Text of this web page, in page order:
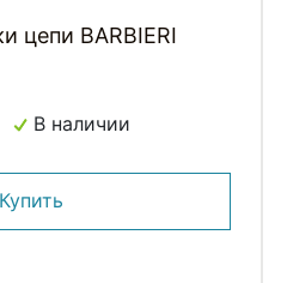
цепи BARBIERI
В наличии
Купить